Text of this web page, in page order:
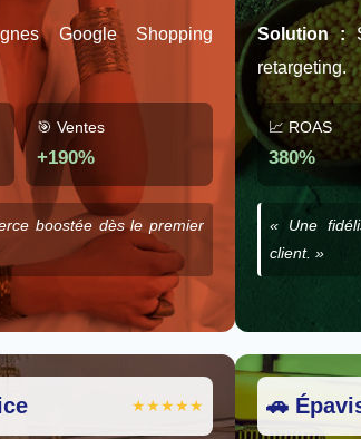
Google Shopping
🎯 Ventes
+190%
boostée dès le premier
Solution :
retargeting.
📈 ROAS
380%
« Une
client. »
★★★★★ 🚗